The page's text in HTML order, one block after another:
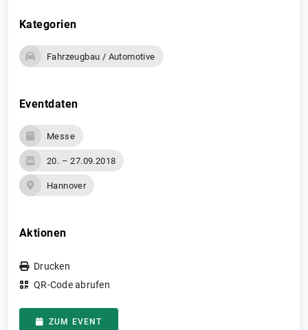
Kategorien
Fahrzeugbau / Automotive
Eventdaten
Messe
20. – 27.09.2018
Hannover
Aktionen
Drucken
QR-Code abrufen
ZUM EVENT